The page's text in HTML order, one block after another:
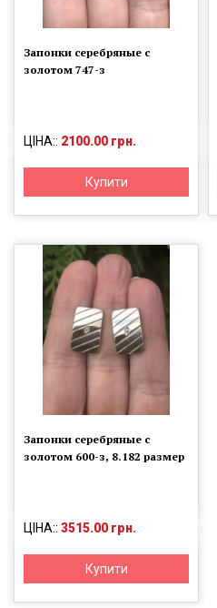
Запонки серебряные с
золотом 747-з
ЦІНА:: 2100.00 грн.
Купити
Запонки серебряные с
золотом 600-з, 8.182 размер
ЦІНА:: 3515.00 грн.
Купити